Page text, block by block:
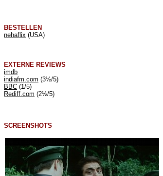
BESTELLEN
nehaflix (USA)
EXTERNE REVIEWS
imdb
indiafm.com (3½/5)
BBC (1/5)
Rediff.com (2½/5)
SCREENSHOTS